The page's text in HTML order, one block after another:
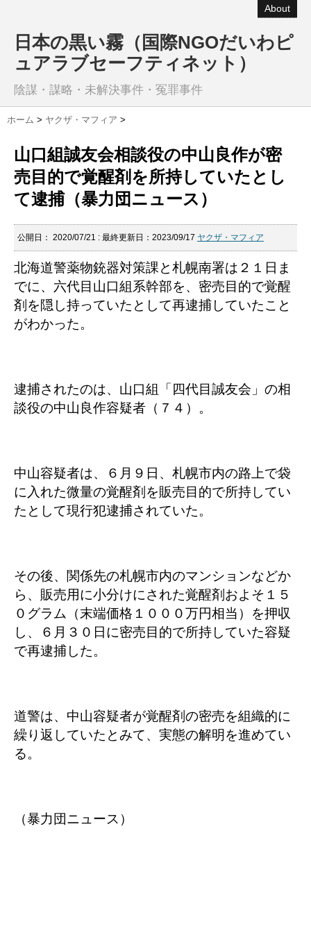
About
日本の黒い霧（国際NGOだいわピ
ュアラブセーフティネット）
陰謀・謀略・未解決事件・冤罪事件
ホーム > ヤクザ・マフィア >
山口組誠友会相談役の中山良作が密
売目的で覚醒剤を所持していたとし
て逮捕（暴力団ニュース）
公開日： 2020/07/21 : 最終更新日：2023/09/17 ヤクザ・マフィア
北海道警薬物銃器対策課と札幌南署は２１日ま
でに、六代目山口組系幹部を、密売目的で覚醒
剤を隠し持っていたとして再逮捕していたこと
がわかった。
逮捕されたのは、山口組「四代目誠友会」の相
談役の中山良作容疑者（７４）。
中山容疑者は、６月９日、札幌市内の路上で袋
に入れた微量の覚醒剤を販売目的で所持してい
たとして現行犯逮捕されていた。
その後、関係先の札幌市内のマンションなどか
ら、販売用に小分けにされた覚醒剤およそ１５
０グラム（末端価格１０００万円相当）を押収
し、６月３０日に密売目的で所持していた容疑
で再逮捕した。
道警は、中山容疑者が覚醒剤の密売を組織的に
繰り返していたとみて、実態の解明を進めてい
る。
（暴力団ニュース）